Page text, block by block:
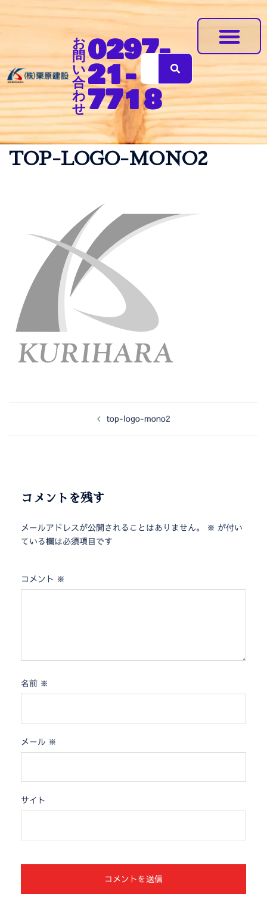
お
問
い
合
わ
せ
0297-
21-
7718
TOP-LOGO-MONO2
top-logo-mono2
コメントを残す
メールアドレスが公開されることはありません。 ※ が付い
ている欄は必須項目です
コメント ※
名前 ※
メール ※
サイト